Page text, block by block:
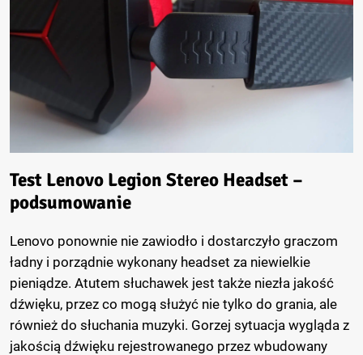
Test Lenovo Legion Stereo Headset –
podsumowanie
Lenovo ponownie nie zawiodło i dostarczyło graczom
ładny i porządnie wykonany headset za niewielkie
pieniądze. Atutem słuchawek jest także niezła jakość
dźwięku, przez co mogą służyć nie tylko do grania, ale
również do słuchania muzyki. Gorzej sytuacja wygląda z
jakością dźwięku rejestrowanego przez wbudowany